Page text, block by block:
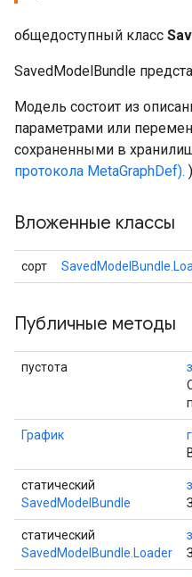
общедоступный класс
SavedModelBundle
Модель состоит из
параметрами или
сохраненными в
протокола MetaGraphDef).
Вложенные классы
сорт
Публичные методы
пустота
График
статический
SavedModelBundle
статический
SavedModelBundle.Loader